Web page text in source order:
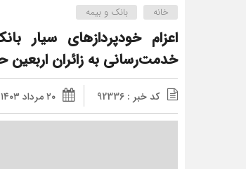
خانه بانک و بیمه
اعزام خودپردازهای سیار
خدمت‌رسانی به زائران اربعین
کد خبر : 92336 ۲۰ مرداد ۱۴۰۳ - ۱۳:۰۶